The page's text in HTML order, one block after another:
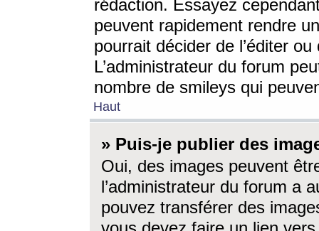
rédaction. Essayez
peuvent rapidement rendre
pourrait décider de l’éditer
L’administrateur du forum
nombre de smileys qui
Haut
» Puis-je publier des
Oui, des images peuvent
l’administrateur du forum a
pouvez transférer des